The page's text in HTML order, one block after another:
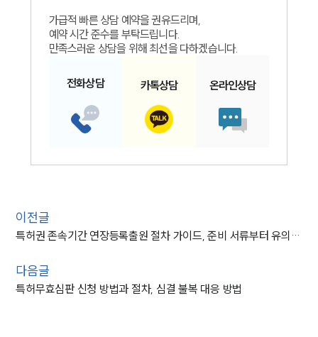
가급적 빠른 상담 예약을 권유드리며,
예약 시간 준수를 부탁드립니다.
만족스러운 상담을 위해 최선을 다하겠습니다.
전화상담 카톡상담 온라인상담
이전글
특허권 존속기간 연장등록출원 절차 가이드, 준비 서류부터 유의사항까지
다음글
특허무효심판 신청 방법과 절차, 심결 불복 대응 방법